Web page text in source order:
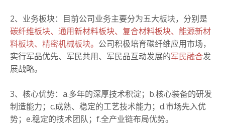
2、业务板块：目前公司业务主要分为五大板块，分别是
碳纤维板块、通用新材料板块、复合材料板块、能源新材
料板块、精密机械板块。 公司积极培育碳纤维应用市场，
实行军品优先、军民共用、军民品互动发展的军民融合发
展战略。
3、核心优势：a.多年的深厚技术积淀；b.核心装备的研发
制造能力；c.成熟、稳定的工艺技术能力；d.市场先入优
势；e.稳定的技术团队；f.全产业链布局优势。